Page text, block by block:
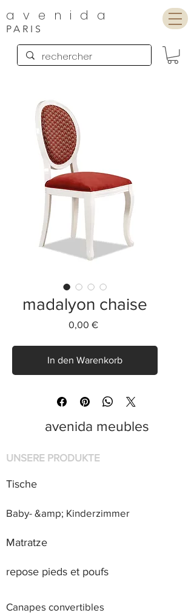
avenida
PARIS
madalyon chaise
0,00 €Preis
In den Warenkorb
avenida meubles
UNSERE PRODUKTE
Tische
Baby- &amp; Kinderzimmer
Matratze
repose pieds et poufs
Canapes convertibles